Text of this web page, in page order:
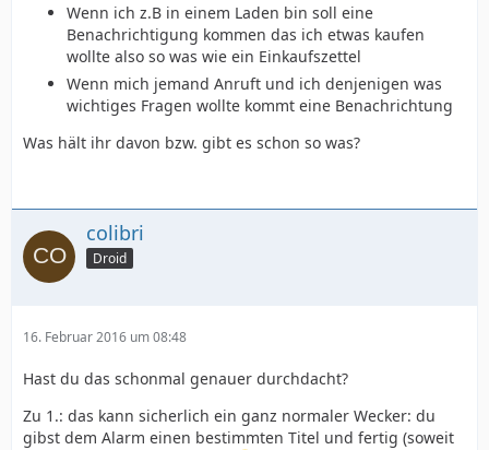
Wenn ich z.B in einem Laden bin soll eine
Benachrichtigung kommen das ich etwas kaufen
wollte also so was wie ein Einkaufszettel
Wenn mich jemand Anruft und ich denjenigen was
wichtiges Fragen wollte kommt eine Benachrichtung
Was hält ihr davon bzw. gibt es schon so was?
colibri
Droid
16. Februar 2016 um 08:48
Hast du das schonmal genauer durchdacht?
Zu 1.: das kann sicherlich ein ganz normaler Wecker: du
gibst dem Alarm einen bestimmten Titel und fertig (soweit